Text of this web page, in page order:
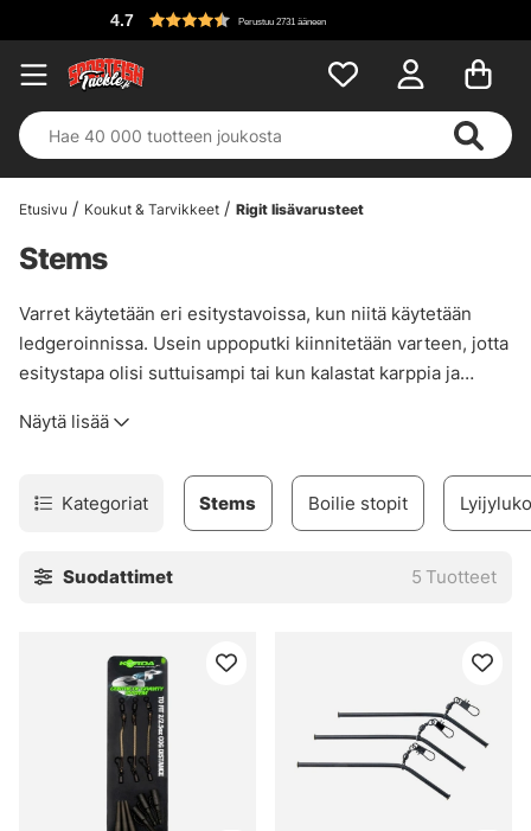
4.7 Perustuu 2731 ääneen
Etusivu Koukut & Tarvikkeet Rigit lisävarusteet
Stems
Varret käytetään eri esitystavoissa, kun niitä käytetään
ledgeroinnissa. Usein uppoputki kiinnitetään varteen, jotta
esitystapa olisi suttuisampi tai kun kalastat karppia ja
varsien varret kaikkiin näihin tarpeisiin useilta toimittajilta.
Näytä lisää
Kategoriat Boilie stopit
Stems
Suodattimet 5 Tuotteet